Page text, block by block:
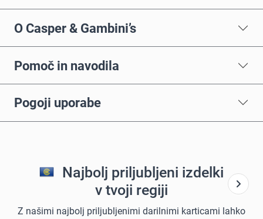
O Casper & Gambini’s
Pomoč in navodila
Pogoji uporabe
Najbolj priljubljeni izdelki
v tvoji regiji
Z našimi najbolj priljubljenimi darilnimi karticami lahko